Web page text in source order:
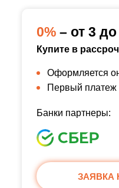
0% – от 3
Купите в
Оформляется
Первый платеж
Банки партнеры:
ЗАЯВКА